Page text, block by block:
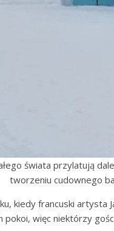
świata przylatują
tworzeniu cudownego
kiedy francuski artysta
pokoi, więc niektórzy